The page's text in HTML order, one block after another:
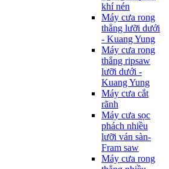
khí nén
Máy cưa rong
thẳng lưỡi dưới
- Kuang Yung
Máy cưa rong
thẳng ripsaw
lưỡi dưới -
Kuang Yung
Máy cưa cắt
rãnh
Máy cưa sọc
phách nhiều
lưỡi ván sàn-
Fram saw
Máy cưa rong